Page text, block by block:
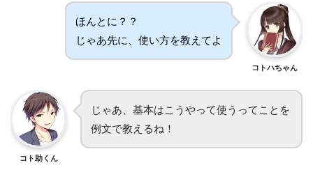
ほんとに？？
じゃあ先に、使い方を教えてよ
コトハちゃん
コト助くん
じゃあ、基本はこうやって使うってことを
例文で教えるね！